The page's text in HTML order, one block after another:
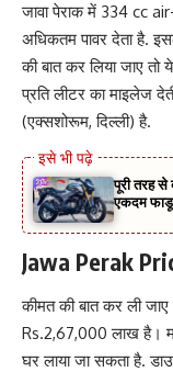
जावा पेराक में 334 cc
अधिकतम पावर देता है.
की बात कर लिया जाए
प्रति लीटर का माइलेज
(एक्सशोरूम, दिल्ली) है.
पूरी तरह
एकदम फाडू
Jawa Perak
कीमत की बात कर ली
Rs.2,67,000 लाख है।
घर लाया जा सकता है.